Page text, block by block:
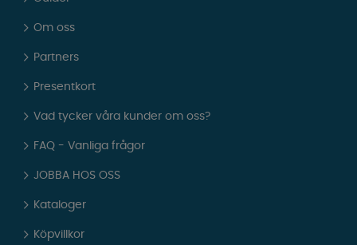
Om oss
Partners
Presentkort
Vad tycker våra kunder om oss?
FAQ - Vanliga frågor
JOBBA HOS OSS
Kataloger
Köpvillkor